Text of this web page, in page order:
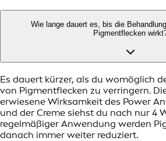
Wie lange dauert es, bis die
Pigmentflecken
Es dauert kürzer, als du womöglich
von Pigmentflecken zu verringern.
erwiesene Wirksamkeit des Power
und der Creme siehst du nach nur 4
regelmäßiger Anwendung werden
danach immer weiter reduziert.